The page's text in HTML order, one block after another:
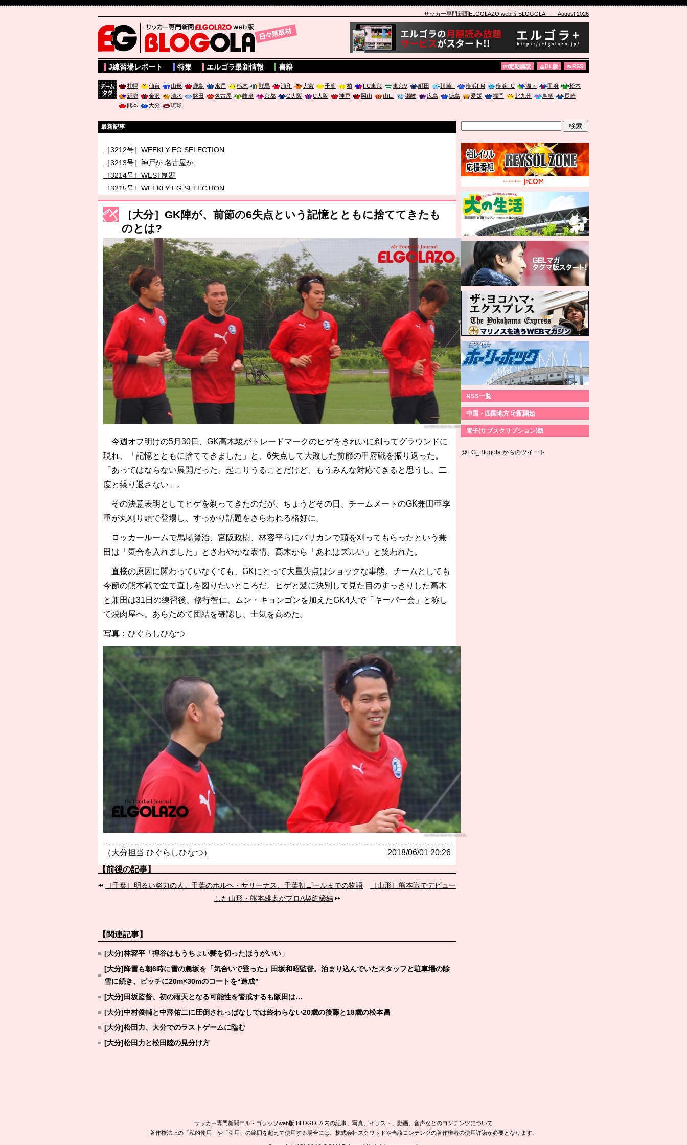
サッカー専門新聞ELGOLAZO web版 BLOGOLA- August 2026
サッカー専門新聞ELGOLAZO web版 BLOGOLA
J練習場レポート 特集 エルゴラ最新情報 書籍 定期購読 DL版 RSS
札幌 仙台 山形 鹿島 水戸 栃木 群馬 浦和 大宮 千葉 柏 FC東京 東京V 町田 川崎F 横浜FM 横浜FC 湘南 甲府
松本
新潟
金沢 清水 磐田 名古屋 岐阜 京都 G大阪 C大阪 神戸 岡山 山口 讃岐 広島 徳島 愛媛 福岡 北九州 鳥栖
長崎
熊本
大分 琉球
最新記事
［3212号］WEEKLY EG SELECTION
［3213号］神戸か 名古屋か
［3215号］WEEKLY EG SELECTION
［3216号］行く末占うラストワン
［3217号］最高の景色へ出国
［3218号］WEEKLY EG SELECTION
［3219号］特別な覇者へ 大逆転か連破か
［3220号］伝説の王者、黄金のシャーレ
［大分］GK陣が、前節の6失点という記憶とともに捨ててきたも
のとは?
OLYMPUS DIGITAL CAMERA
今週オフ明けの5月30日、GK高木駿がトレードマークのヒゲをきれいに剃ってグラウンドに
現れ、「記憶とともに捨ててきました」と、6失点して大敗した前節の甲府戦を振り返った。
「あってはならない展開だった。起こりうることだけど、もうみんな対応できると思うし、二
度と繰り返さない」。
その決意表明としてヒゲを剃ってきたのだが、ちょうどその日、チームメートのGK兼田亜季
重が丸刈り頭で登場し、すっかり話題をさらわれる格好に。
ロッカールームで馬場賢治、宮阪政樹、林容平らにバリカンで頭を刈ってもらったという兼
田は「気合を入れました」とさわやかな表情。高木から「あれはズルい」と笑われた。
直接の原因に関わっていなくても、GKにとって大量失点はショックな事態。チームとしても
今節の熊本戦で立て直しを図りたいところだ。ヒゲと髪に決別して見た目のすっきりした高木
と兼田は31日の練習後、修行智仁、ムン・キョンゴンを加えたGK4人で「キーパー会」と称し
て焼肉屋へ。あらためて団結を確認し、士気を高めた。
写真：ひぐらしひなつ
OLYMPUS DIGITAL CAMERA
（大分担当 ひぐらしひなつ） 2018/06/01 20:26
【前後の記事】
［千葉］明るい努力の人。千葉のホルヘ・サリーナス、千葉初ゴールまでの物語
［山形］熊本戦でデビュー
した山形・熊本雄太がプロA契約締結
【関連記事】
[大分]林容平「押谷はもうちょい髪を切ったほうがいい」
[大分]降雪も朝6時に雪の急坂を「気合いで登った」田坂和昭監督。泊まり込んでいたスタッフと駐車場の除
雪に続き、ピッチに20m×30mのコートを“造成”
[大分]田坂監督、初の雨天となる可能性を警戒するも阪田は…
[大分]中村俊輔と中澤佑二に圧倒されっぱなしでは終わらない20歳の後藤と18歳の松本昌
[大分]松田力、大分でのラストゲームに臨む
[大分]松田力と松田陸の見分け方
RSS一覧
中国・四国地方 宅配開始
電子(サブスクリプション)版
@EG_Blogola からのツイート
サッカー専門新聞エル・ゴラッソweb版 BLOGOLA 内の記事、写真、イラスト、動画、音声などのコンテンツについて
著作権法上の「私的使用」や「引用」の範囲を超えて使用する場合には、株式会社スクワッドや当該コンテンツの著作権者の使用許諾が必要となります。